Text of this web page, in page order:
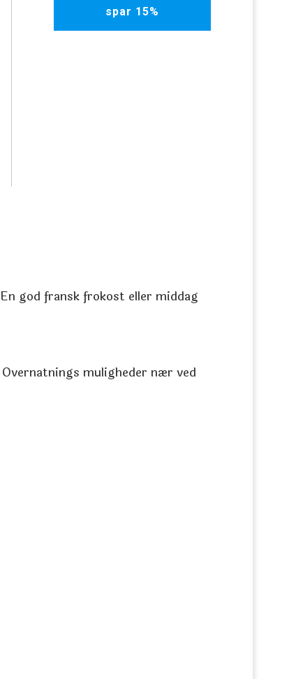
spar 15%
En god fransk frokost eller middag
Overnatnings muligheder nær ved